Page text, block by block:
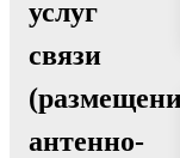
услуг
связи
антенно-